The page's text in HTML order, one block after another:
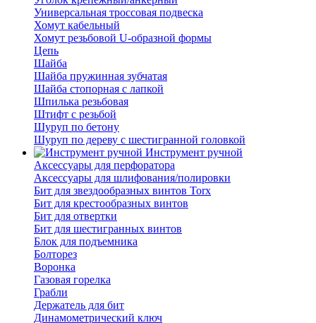
Универсальная троссовая подвеска
Хомут кабельный
Хомут резьбовой U-образной формы
Цепь
Шайба
Шайба пружинная зубчатая
Шайба стопорная с лапкой
Шпилька резьбовая
Штифт с резьбой
Шуруп по бетону
Шуруп по дереву с шестигранной головкой
Инструмент ручной
Аксессуары для перфоратора
Аксессуары для шлифования/полировки
Бит для звездообразных винтов Torx
Бит для крестообразных винтов
Бит для отвертки
Бит для шестигранных винтов
Блок для подъемника
Болторез
Воронка
Газовая горелка
Грабли
Держатель для бит
Динамометрический ключ